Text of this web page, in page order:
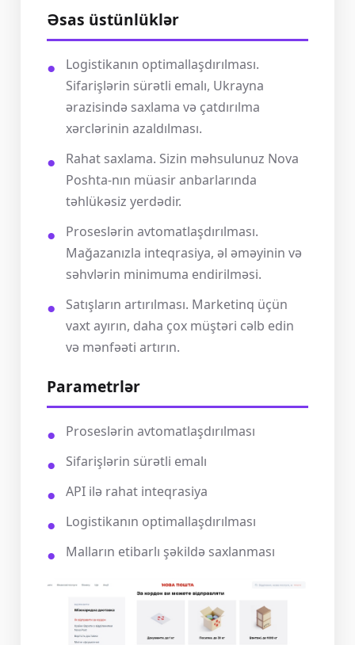
Əsas üstünlüklər
Logistikanın optimallaşdırılması.
Sifarişlərin sürətli emalı, Ukrayna
ərazisində saxlama və çatdırılma
xərclərinin azaldılması.
Rahat saxlama. Sizin məhsulunuz Nova
Poshta-nın müasir anbarlarında
təhlükəsiz yerdədir.
Proseslərin avtomatlaşdırılması.
Mağazanızla inteqrasiya, əl əməyinin və
səhvlərin minimuma endirilməsi.
Satışların artırılması. Marketinq üçün
vaxt ayırın, daha çox müştəri cəlb edin
və mənfəəti artırın.
Parametrlər
Proseslərin avtomatlaşdırılması
Sifarişlərin sürətli emalı
API ilə rahat inteqrasiya
Logistikanın optimallaşdırılması
Malların etibarlı şəkildə saxlanması